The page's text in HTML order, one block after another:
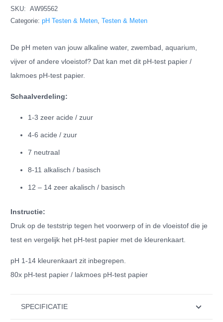
hoeveelheid
SKU:
AW95562
Categorie: pH Testen & Meten, Testen & Meten
De pH meten van jouw alkaline water, zwembad, aquarium,
vijver of andere vloeistof? Dat kan met dit pH-test papier /
lakmoes pH-test papier.
Schaalverdeling:
1-3 zeer acide / zuur
4-6 acide / zuur
7 neutraal
8-11 alkalisch / basisch
12 – 14 zeer akalisch / basisch
Instructie:
Druk op de teststrip tegen het voorwerp of in de vloeistof die je
test en vergelijk het pH-test papier met de kleurenkaart.
pH 1-14 kleurenkaart zit inbegrepen.
80x pH-test papier / lakmoes pH-test papier
SPECIFICATIE